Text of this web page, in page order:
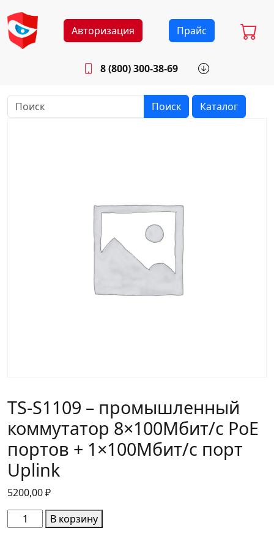
Авторизация Прайс
8 (800) 300-38-69
Будни: 8.30 - 17.00
Поиск Каталог
TS-S1109 – промышленный
коммутатор 8×100Мбит/с PoE
портов + 1×100Мбит/с порт
Uplink
5200,00₽
Количество
товара
В корзину